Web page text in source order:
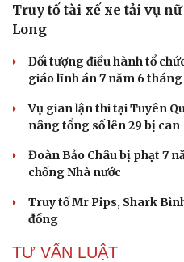
Truy tố tài xế xe tải vụ
Long
Đối tượng điều hành tổ
giáo lĩnh án 7 năm 6
Vụ gian lận thi tại Tuyên
nâng tổng số lên 29 bị can
Đoàn Bảo Châu bị phạt 7
chống Nhà nước
Truy tố Mr Pips, Shark
đồng
TƯ VẤN LUẬT